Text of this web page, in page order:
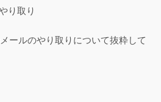
り取り
ールのやり取りについて抜粋して